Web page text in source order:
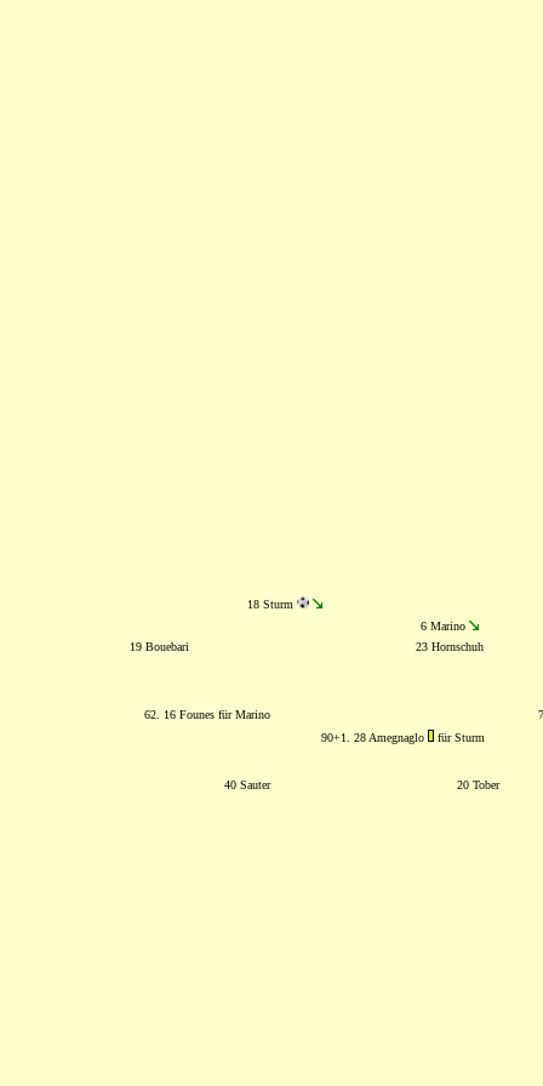
18 Sturm
6 Marino
19 Bouebari
23 Hornschuh
62. 16 Founes für Marino
90+1. 28 Amegnaglo
für Sturm
40 Sauter 20 Tober